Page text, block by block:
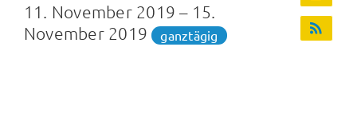
Infos und Termine
11. November 2019 – 15.
November 2019 ganztägig